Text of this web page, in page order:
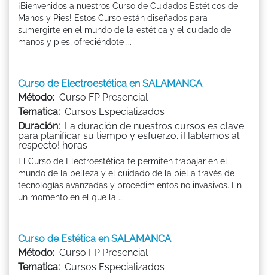
¡Bienvenidos a nuestros Curso de Cuidados Estéticos de
Manos y Pies! Estos Curso están diseñados para
sumergirte en el mundo de la estética y el cuidado de
manos y pies, ofreciéndote ...
Curso de Electroestética en SALAMANCA
Método: Curso FP Presencial
Tematica: Cursos Especializados
Duración: La duración de nuestros cursos es clave
para planificar su tiempo y esfuerzo. ¡Hablemos al
respecto! horas
El Curso de Electroestética te permiten trabajar en el
mundo de la belleza y el cuidado de la piel a través de
tecnologías avanzadas y procedimientos no invasivos. En
un momento en el que la ...
Curso de Estética en SALAMANCA
Método: Curso FP Presencial
Tematica: Cursos Especializados